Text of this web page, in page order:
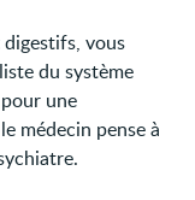
vous
du système
une
médecin pense à